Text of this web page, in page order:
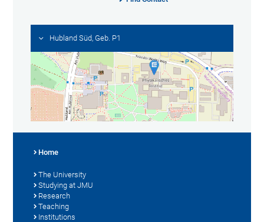
Hubland Süd, Geb. P1
Home
The University
Studying at JMU
Research
Teaching
Institutions